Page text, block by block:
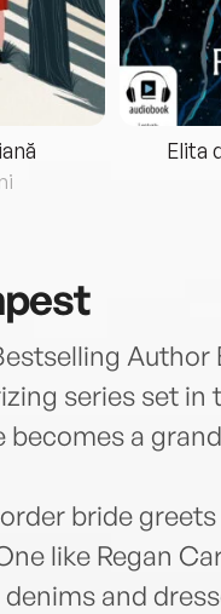
Elita
series set in
a
bride
like Regan
and